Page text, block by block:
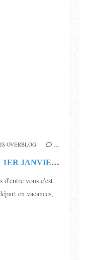
OVERBLOG
SAL "BRODERIE DU 1ER JANVIER - MILLESIME 2020" - 6ÈME AVANCEE - 1 nouvelle photo
vous c'est
en vacances,